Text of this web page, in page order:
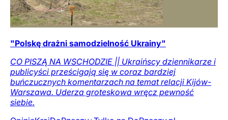
"Polskę drażni samodzielność Ukrainy"
CO PISZĄ NA WSCHODZIE || Ukraińscy dziennikarze i
publicyści prześcigają się w coraz bardziej
buńczucznych komentarzach na temat relacji Kijów-
Warszawa. Uderza groteskowa wręcz pewność
siebie.